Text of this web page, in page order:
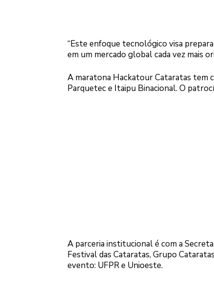
“Este enfoque tecnológico visa
em um mercado global cada vez mais
A maratona Hackatour Cataratas tem
Parquetec e Itaipu Binacional. O
A parceria institucional é com a
Festival das Cataratas, Grupo
evento: UFPR e Unioeste.